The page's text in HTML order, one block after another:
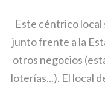
Este céntrico local
junto frente a la
otros negocios
loterías...). El local